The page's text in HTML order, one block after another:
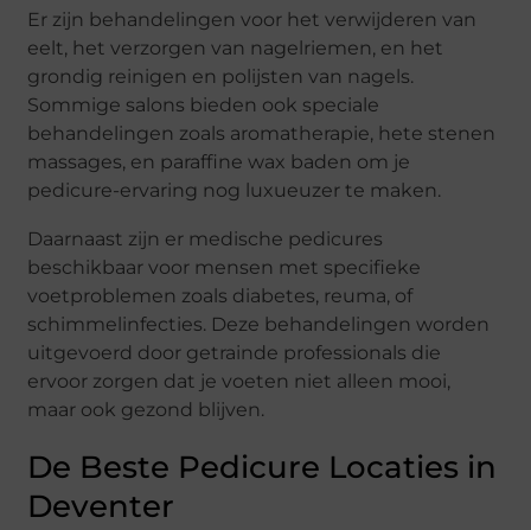
Er zijn behandelingen voor het verwijderen van
eelt, het verzorgen van nagelriemen, en het
grondig reinigen en polijsten van nagels.
Sommige salons bieden ook speciale
behandelingen zoals aromatherapie, hete stenen
massages, en paraffine wax baden om je
pedicure-ervaring nog luxueuzer te maken.
Daarnaast zijn er medische pedicures
beschikbaar voor mensen met specifieke
voetproblemen zoals diabetes, reuma, of
schimmelinfecties. Deze behandelingen worden
uitgevoerd door getrainde professionals die
ervoor zorgen dat je voeten niet alleen mooi,
maar ook gezond blijven.
De Beste Pedicure Locaties in
Deventer